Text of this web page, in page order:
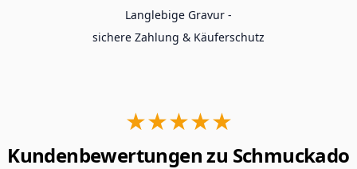
Langlebige Gravur -
sichere Zahlung & Käuferschutz
★★★★★
Kundenbewertungen zu Schmuckado